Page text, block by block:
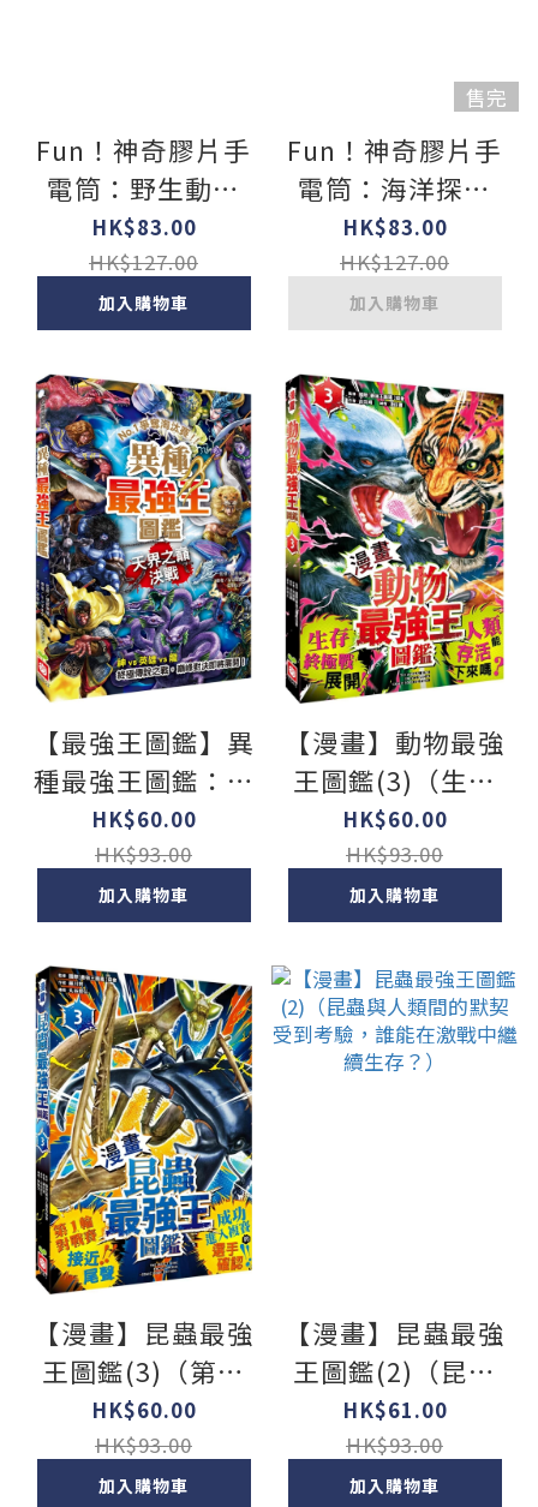
Fun！神奇膠片手
電筒：野生動物
【有趣的互動遊戲
及豐富的動物知
識】
HK$83.00
HK$127.00
加入購物車
售完
Fun！神奇膠片手
電筒：海洋探祕
【有趣的互動遊戲
及豐富的海洋知
識】
HK$83.00
HK$127.00
加入購物車
【最強王圖鑑】異
種最強王圖鑑：天
界之巔決戰 - NO.1
爭奪淘汰賽
HK$60.00
HK$93.00
加入購物車
【漫畫】動物最強
王圖鑑(3)（生存
終極戰展開！人類
能存活下來嗎？）
HK$60.00
HK$93.00
加入購物車
【漫畫】昆蟲最強
王圖鑑(3)（第一
輪對戰賽接近尾
聲，成功進入複賽
的選手確認！）
HK$60.00
HK$93.00
加入購物車
【漫畫】昆蟲最強
王圖鑑(2)（昆蟲
與人類間的默契受
到考驗，誰能在激
戰中繼續生存？）
HK$61.00
HK$93.00
加入購物車